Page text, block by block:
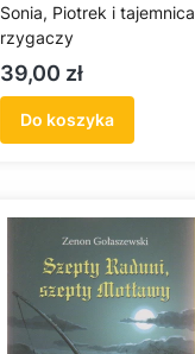
Sonia, Piotrek i tajemnica
rzygaczy
Cena
39,00 zł
Do koszyka